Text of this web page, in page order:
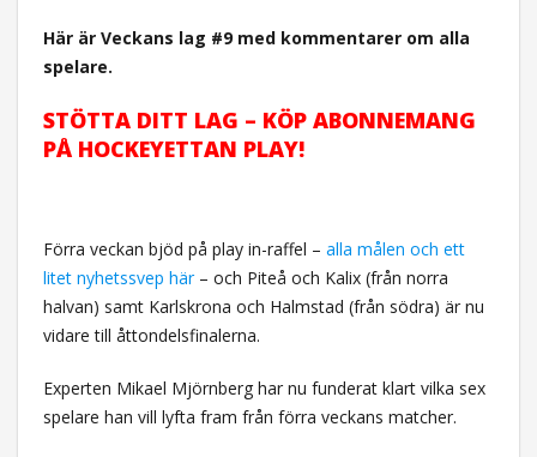
Här är Veckans lag #9 med kommentarer om alla
spelare.
STÖTTA DITT LAG – KÖP ABONNEMANG
PÅ HOCKEYETTAN PLAY!
Förra veckan bjöd på play in-raffel – alla målen och ett
litet nyhetssvep här– och Piteå och Kalix (från norra
halvan) samt Karlskrona och Halmstad (från södra) är nu
vidare till åttondelsfinalerna.
Experten Mikael Mjörnberg har nu funderat klart vilka sex
spelare han vill lyfta fram från förra veckans matcher.